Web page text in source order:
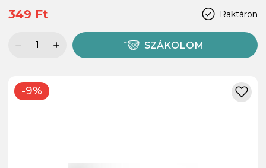
Raktáron
349 Ft
SZÁKOLOM
-9%